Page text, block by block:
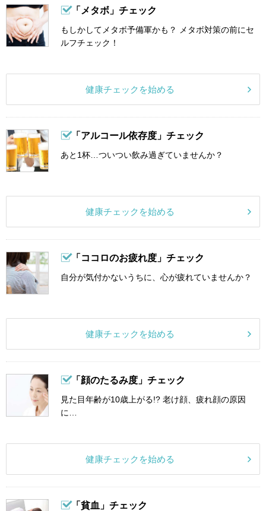
「メタボ」チェック
もしかしてメタボ予備軍かも？ メタボ対策の前にセ
ルフチェック！
健康チェックを始める
「アルコール依存度」チェック
あと1杯…ついつい飲み過ぎていませんか？
健康チェックを始める
「ココロのお疲れ度」チェック
自分が気付かないうちに、心が疲れていませんか？
健康チェックを始める
「顔のたるみ度」チェック
見た目年齢が10歳上がる!? 老け顔、疲れ顔の原因
に…
健康チェックを始める
「貧血」チェック